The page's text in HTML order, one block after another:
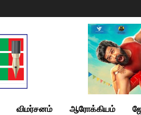
விமர்சனம் ஆரோக்கியம்